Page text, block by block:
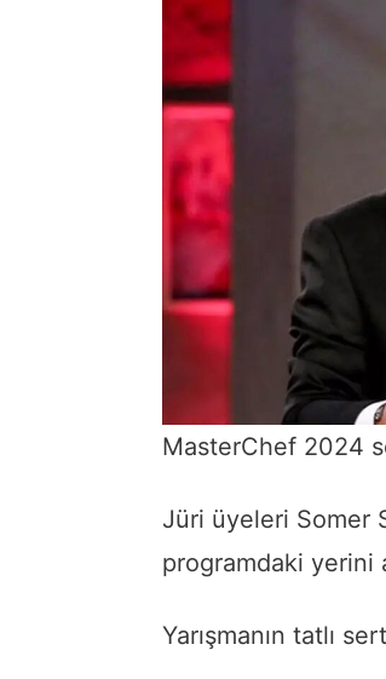
MasterChef 2024
Jüri üyeleri Somer
programdaki yerini
Yarışmanın tatlı